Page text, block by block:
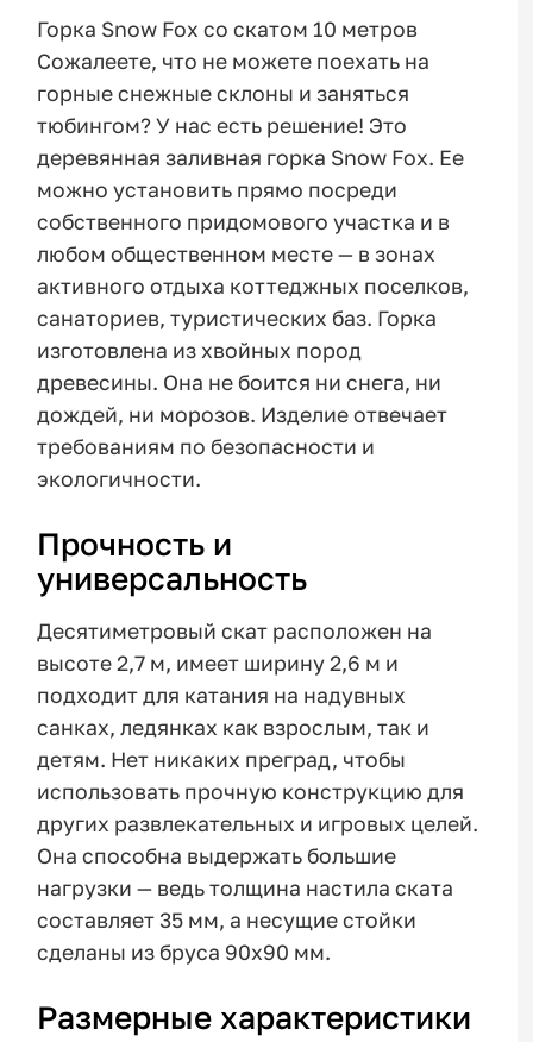
Горка Snow Fox со скатом 10 метров
Сожалеете, что не можете поехать на
горные снежные склоны и заняться
тюбингом? У нас есть решение! Это
деревянная заливная горка Snow Fox. Ее
можно установить прямо посреди
собственного придомового участка и в
любом общественном месте — в зонах
активного отдыха коттеджных поселков,
санаториев, туристических баз. Горка
изготовлена из хвойных пород
древесины. Она не боится ни снега, ни
дождей, ни морозов. Изделие отвечает
требованиям по безопасности и
экологичности.
Прочность и
универсальность
Десятиметровый скат расположен на
высоте 2,7 м, имеет ширину 2,6 м и
подходит для катания на надувных
санках, ледянках как взрослым, так и
детям. Нет никаких преград, чтобы
использовать прочную конструкцию для
других развлекательных и игровых целей.
Она способна выдержать большие
нагрузки — ведь толщина настила ската
составляет 35 мм, а несущие стойки
сделаны из бруса 90х90 мм.
Размерные характеристики